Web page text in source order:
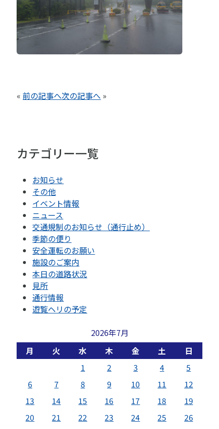
«前の記事へ次の記事へ »
カテゴリー一覧
お知らせ
その他
イベント情報
ニュース
交通規制のお知らせ（通行止め）
季節の便り
安全運転のお願い
施設のご案内
本日の道路状況
見所
通行情報
遊覧ヘリの予定
2026年7月
月
火 水 木 金 土
日
1
2 3 4
5
6
7 8 9 10 11
12
13
14 15 16 17 18
19
20
21 22 23 24 25
26